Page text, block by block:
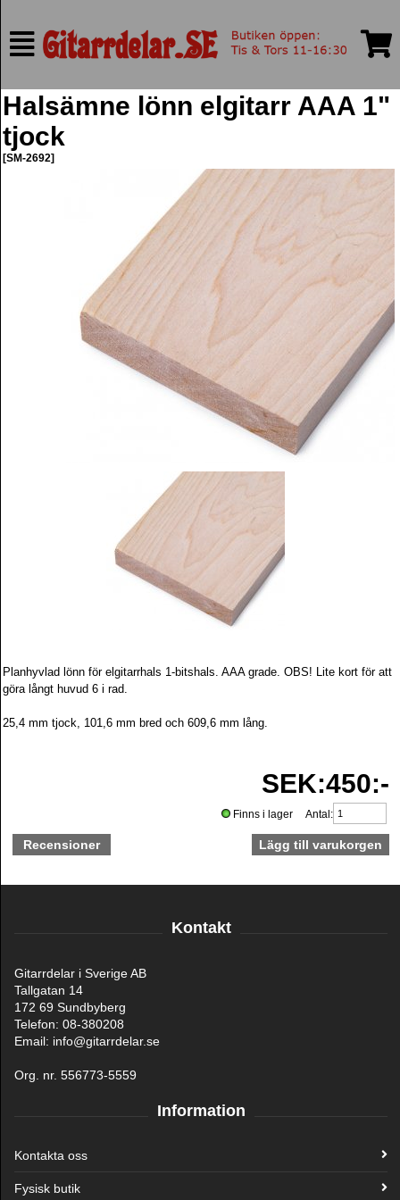
Halsämne lönn elgitarr AAA 1"
tjock
[SM-2692]
Planhyvlad lönn för elgitarrhals 1-bitshals. AAA grade. OBS! Lite kort för att
göra långt huvud 6 i rad.
25,4 mm tjock, 101,6 mm bred och 609,6 mm lång.
Recensioner
SEK:450:-
Finns i lager Antal:
Kontakt
Gitarrdelar i Sverige AB
Tallgatan 14
172 69 Sundbyberg
Telefon: 08-380208
Email: info@gitarrdelar.se
Org. nr. 556773-5559
Information
Kontakta oss
Fysisk butik